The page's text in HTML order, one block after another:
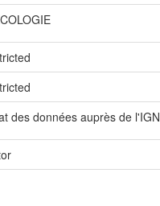
des données auprès de l'IGN